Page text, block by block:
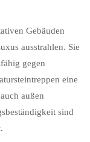
Gebäuden
ausstrahlen. Sie
gegen
eine
außen
sind